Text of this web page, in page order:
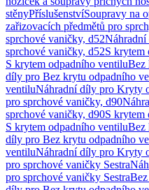
stěnyPříslušenstvíSoupravy na
zařizovacích předmětů pro
sprchové vaničky, d52
sprchové vaničky, d52S krytem
S krytem odpadního ventiluBez
díly pro Bez krytu odpadního
ventiluNáhradní díly pro Kryty
pro sprchové vaničky, d90
sprchové vaničky, d90S krytem
S krytem odpadního ventiluBez
díly pro Bez krytu odpadního
ventiluNáhradní díly pro Kryty
pro sprchové vaničky Sestra
pro sprchové vaničky Sestra